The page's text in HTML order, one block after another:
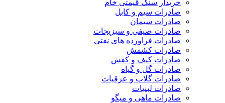
خریدار سنگ قیمتی خام
صادرات سیم و کابل
صادرات سیمان
صادرات صیفی و سبزیجات
صادرات فراورده های نفتی
صادرات کشمش
صادرات کیف و کفش
صادرات گل و گیاه
صادرات گلاب و عرقیات
صادرات لبنیات
صادرات ماهی و میگو